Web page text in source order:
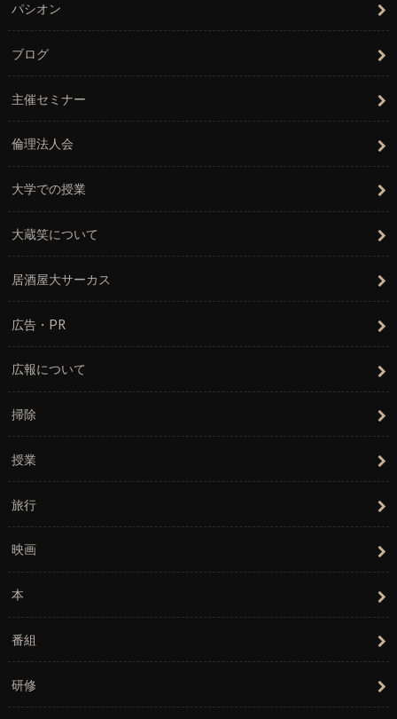
パシオン
ブログ
主催セミナー
倫理法人会
大学での授業
大蔵笑について
居酒屋大サーカス
広告・PR
広報について
掃除
授業
旅行
映画
本
番組
研修